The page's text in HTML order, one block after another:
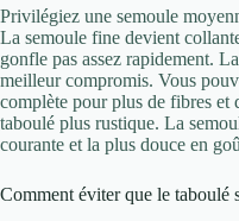
Privilégiez une semoule
La semoule fine devient
gonfle pas assez rapidement.
meilleur compromis. Vous
complète pour plus de fibres et
taboulé plus rustique. La
courante et la plus douce en
Comment éviter que le taboulé